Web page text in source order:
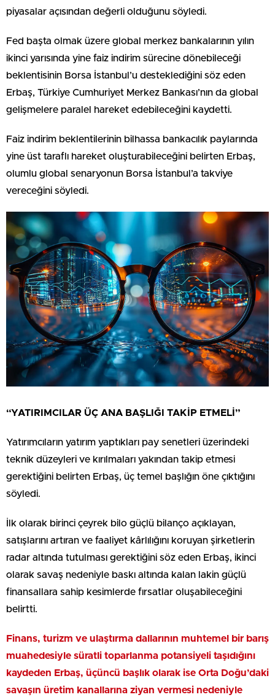
piyasalar açısından değerli olduğunu söyledi.
Fed başta olmak üzere global merkez bankalarının yılın
ikinci yarısında yine faiz indirim sürecine dönebileceği
beklentisinin Borsa İstanbul’u desteklediğini söz eden
Erbaş, Türkiye Cumhuriyet Merkez Bankası’nın da global
gelişmelere paralel hareket edebileceğini kaydetti.
Faiz indirim beklentilerinin bilhassa bankacılık paylarında
yine üst taraflı hareket oluşturabileceğini belirten Erbaş,
olumlu global senaryonun Borsa İstanbul’a takviye
vereceğini söyledi.
“YATIRIMCILAR ÜÇ ANA BAŞLIĞI TAKİP ETMELİ”
Yatırımcıların yatırım yaptıkları pay senetleri üzerindeki
teknik düzeyleri ve kırılmaları yakından takip etmesi
gerektiğini belirten Erbaş, üç temel başlığın öne çıktığını
söyledi.
İlk olarak birinci çeyrek bilo güçlü bilanço açıklayan,
satışlarını artıran ve faaliyet kârlılığını koruyan şirketlerin
radar altında tutulması gerektiğini söz eden Erbaş, ikinci
olarak savaş nedeniyle baskı altında kalan lakin güçlü
finansallara sahip kesimlerde fırsatlar oluşabileceğini
belirtti.
Finans, turizm ve ulaştırma dallarının muhtemel bir barış
muahedesiyle süratli toparlanma potansiyeli taşıdığını
kaydeden Erbaş, üçüncü başlık olarak ise Orta Doğu’daki
savaşın üretim kanallarına ziyan vermesi nedeniyle